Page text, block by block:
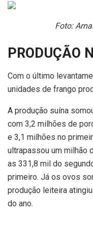
Foto:
PRODUÇÃO
Com o último
unidades de frango
A produção suína
com 3,2 milhões de
e 3,1 milhões no
ultrapassou um milhão
as 331,8 mil do
primeiro. Já os ovos
produção leiteira
do ano.